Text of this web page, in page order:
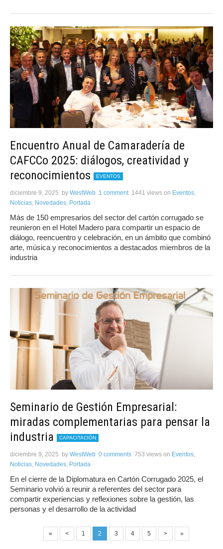
Encuentro Anual de Camaradería de
CAFCCo 2025: diálogos, creatividad y
reconocimientos
EVENTOS
diciembre 9, 2025 by WestWeb 1 comment 1441 views on Eventos,
Noticias, Novedades, Portada
Más de 150 empresarios del sector del cartón corrugado se
reunieron en el Hotel Madero para compartir un espacio de
diálogo, reencuentro y celebración, en un ámbito que combinó
arte, música y reconocimientos a destacados miembros de la
industria
Seminario de Gestión Empresarial:
miradas complementarias para pensar la
industria
CAPACITACIÓN
diciembre 9, 2025 by WestWeb 0 comments 753 views on Eventos,
Noticias, Novedades, Portada
En el cierre de la Diplomatura en Cartón Corrugado 2025, el
Seminario volvió a reunir a referentes del sector para
compartir experiencias y reflexiones sobre la gestión, las
personas y el desarrollo de la actividad
« < 1 2 3 4 5 > »